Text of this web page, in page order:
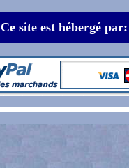
Ce site est hébergé par: